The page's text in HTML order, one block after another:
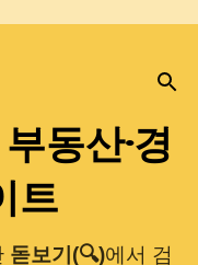
뛰기
동산·경
트
돋보기(🔍)에서 검